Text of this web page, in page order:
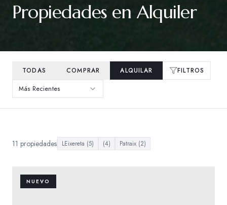
Propiedades en Alquiler
TODAS COMPRAR ALQUILAR
FILTROS
Más Recientes
11 propiedades LEixereta (5) (4) Patraix (2)
NUEVO